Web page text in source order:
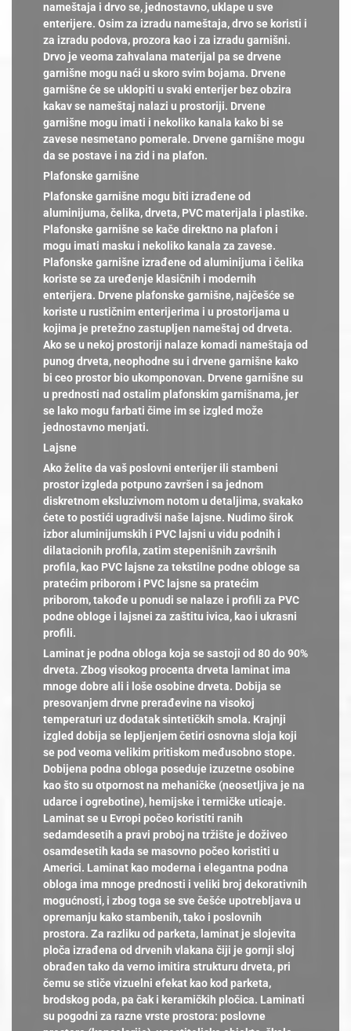
nameštaja i drvo se, jednostavno, uklape u sve
enterijere. Osim za izradu nameštaja, drvo se koristi i
za izradu podova, prozora kao i za izradu garnišni.
Drvo je veoma zahvalana materijal pa se drvene
garnišne mogu naći u skoro svim bojama. Drvene
garnišne će se uklopiti u svaki enterijer bez obzira
kakav se nameštaj nalazi u prostoriji. Drvene
garnišne mogu imati i nekoliko kanala kako bi se
zavese nesmetano pomerale. Drvene garnišne mogu
da se postave i na zid i na plafon.
Plafonske garnišne
Plafonske garnišne mogu biti izrađene od
aluminijuma, čelika, drveta, PVC materijala i plastike.
Plafonske garnišne se kače direktno na plafon i
mogu imati masku i nekoliko kanala za zavese.
Plafonske garnišne izrađene od aluminijuma i čelika
koriste se za uređenje klasičnih i modernih
enterijera. Drvene plafonske garnišne, najčešće se
koriste u rustičnim enterijerima i u prostorijama u
kojima je pretežno zastupljen nameštaj od drveta.
Ako se u nekoj prostoriji nalaze komadi nameštaja od
punog drveta, neophodne su i drvene garnišne kako
bi ceo prostor bio ukomponovan. Drvene garnišne su
u prednosti nad ostalim plafonskim garnišnama, jer
se lako mogu farbati čime im se izgled može
jednostavno menjati.
Lajsne
Ako želite da vaš poslovni enterijer ili stambeni
prostor izgleda potpuno završen i sa jednom
diskretnom eksluzivnom notom u detaljima, svakako
ćete to postići ugradivši naše lajsne. Nudimo širok
izbor aluminijumskih i PVC lajsni u vidu podnih i
dilatacionih profila, zatim stepenišnih završnih
profila, kao PVC lajsne za tekstilne podne obloge sa
pratećim priborom i PVC lajsne sa pratećim
priborom, takođe u ponudi se nalaze i profili za PVC
podne obloge i lajsnei za zaštitu ivica, kao i ukrasni
profili.
Laminat je podna obloga koja se sastoji od 80 do 90%
drveta. Zbog visokog procenta drveta laminat ima
mnoge dobre ali i loše osobine drveta. Dobija se
presovanjem drvne prerađevine na visokoj
temperaturi uz dodatak sintetičkih smola. Krajnji
izgled dobija se lepljenjem četiri osnovna sloja koji
se pod veoma velikim pritiskom međusobno stope.
Dobijena podna obloga poseduje izuzetne osobine
kao što su otpornost na mehaničke (neosetljiva je na
udarce i ogrebotine), hemijske i termičke uticaje.
Laminat se u Evropi počeo koristiti ranih
sedamdesetih a pravi proboj na tržište je doživeo
osamdesetih kada se masovno počeo koristiti u
Americi. Laminat kao moderna i elegantna podna
obloga ima mnoge prednosti i veliki broj dekorativnih
mogućnosti, i zbog toga se sve češće upotrebljava u
opremanju kako stambenih, tako i poslovnih
prostora. Za razliku od parketa, laminat je slojevita
ploča izrađena od drvenih vlakana čiji je gornji sloj
obrađen tako da verno imitira strukturu drveta, pri
čemu se stiče vizuelni efekat kao kod parketa,
brodskog poda, pa čak i keramičkih pločica. Laminati
su pogodni za razne vrste prostora: poslovne